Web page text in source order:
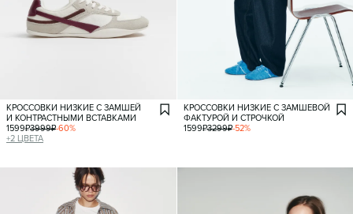
КРОССОВКИ НИЗКИЕ С ЗАМШЕЙ
И КОНТРАСТНЫМИ ВСТАВКАМИ
1599₽3999₽-60%
+2 ЦВЕТА
КРОССОВКИ НИЗКИЕ С ЗАМШЕВОЙ
ФАКТУРОЙ И СТРОЧКОЙ
1599₽3299₽-52%